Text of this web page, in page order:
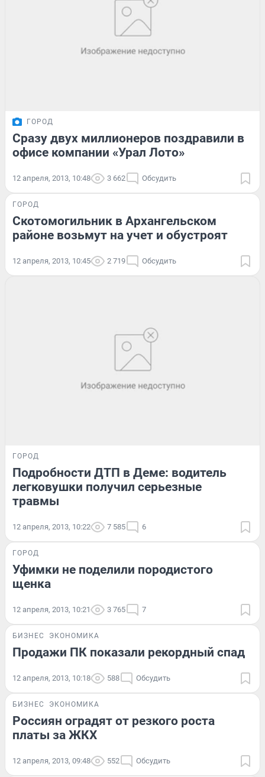
ГОРОД
Сразу двух миллионеров поздравили в
офисе компании «Урал Лото»
12 апреля, 2013, 10:48 3 662 Обсудить
ГОРОД
Скотомогильник в Архангельском
районе возьмут на учет и обустроят
12 апреля, 2013, 10:45 2 719 Обсудить
ГОРОД
Подробности ДТП в Деме: водитель
легковушки получил серьезные
травмы
12 апреля, 2013, 10:22 7 585 6
ГОРОД
Уфимки не поделили породистого
щенка
12 апреля, 2013, 10:21 3 765 7
БИЗНЕС ЭКОНОМИКА
Продажи ПК показали рекордный спад
12 апреля, 2013, 10:18 588 Обсудить
БИЗНЕС ЭКОНОМИКА
Россиян оградят от резкого роста
платы за ЖКХ
12 апреля, 2013, 09:48 552 Обсудить